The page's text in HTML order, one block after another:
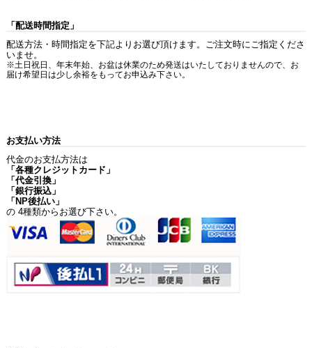
「配送時間指定」
配送方法・時間指定を下記よりお選び頂けます。ご注文時にご指定くださ
いませ。
※土日祝日、年末年始、お盆は休業のため発送はいたしておりませんので、お
届け希望日は少し余裕をもってお申込み下さい。
お支払い方法
代金のお支払方法は
「各種クレジットカード」
「代金引換」
「銀行振込」
「NP後払い」
の 4種類からお選び下さい。